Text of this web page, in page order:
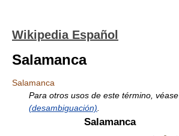
Wikipedia Español
Salamanca
Salamanca
Para otros usos de este término, véase
(desambiguación)
Salamanca